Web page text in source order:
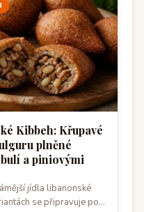
Kibbeh: Křupavé
plněné
a piniovými
jídla libanonské
se připravuje po…